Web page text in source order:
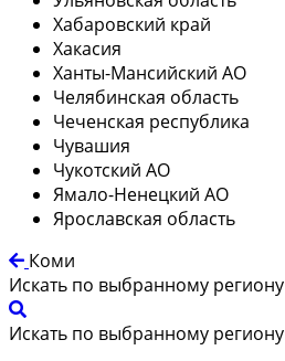
Хабаровский край
Хакасия
Ханты-Мансийский АО
Челябинская область
Чеченская республика
Чувашия
Чукотский АО
Ямало-Ненецкий АО
Ярославская область
Коми
Искать по выбранному региону
Искать по выбранному региону